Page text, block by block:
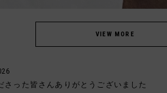
さった皆さんありがとうございました